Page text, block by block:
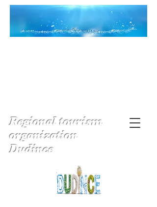
Regional tourism
organization
Dudince